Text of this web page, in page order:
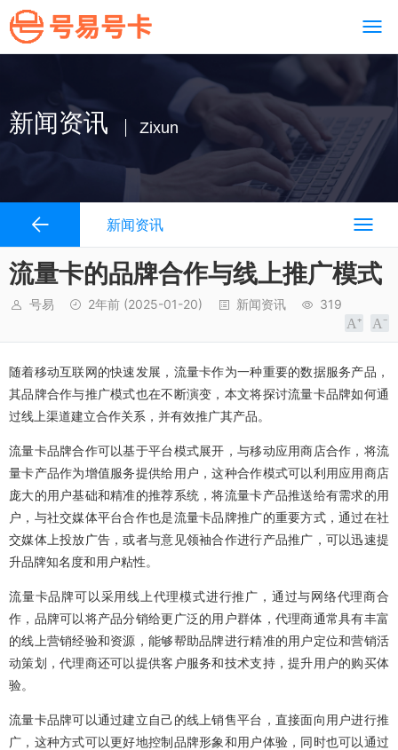
新闻资讯 Zixun
新闻资讯
流量卡的品牌合作与线上推广模式
号易 2年前 (2025-01-20) 新闻资讯 319
随着移动互联网的快速发展，流量卡作为一种重要的数据服务产品，
其品牌合作与推广模式也在不断演变，本文将探讨流量卡品牌如何通
过线上渠道建立合作关系，并有效推广其产品。
流量卡品牌合作可以基于平台模式展开，与移动应用商店合作，将流
量卡产品作为增值服务提供给用户，这种合作模式可以利用应用商店
庞大的用户基础和精准的推荐系统，将流量卡产品推送给有需求的用
户，与社交媒体平台合作也是流量卡品牌推广的重要方式，通过在社
交媒体上投放广告，或者与意见领袖合作进行产品推广，可以迅速提
升品牌知名度和用户粘性。
流量卡品牌可以采用线上代理模式进行推广，通过与网络代理商合
作，品牌可以将产品分销给更广泛的用户群体，代理商通常具有丰富
的线上营销经验和资源，能够帮助品牌进行精准的用户定位和营销活
动策划，代理商还可以提供客户服务和技术支持，提升用户的购买体
验。
流量卡品牌可以通过建立自己的线上销售平台，直接面向用户进行推
广，这种方式可以更好地控制品牌形象和用户体验，同时也可以通过